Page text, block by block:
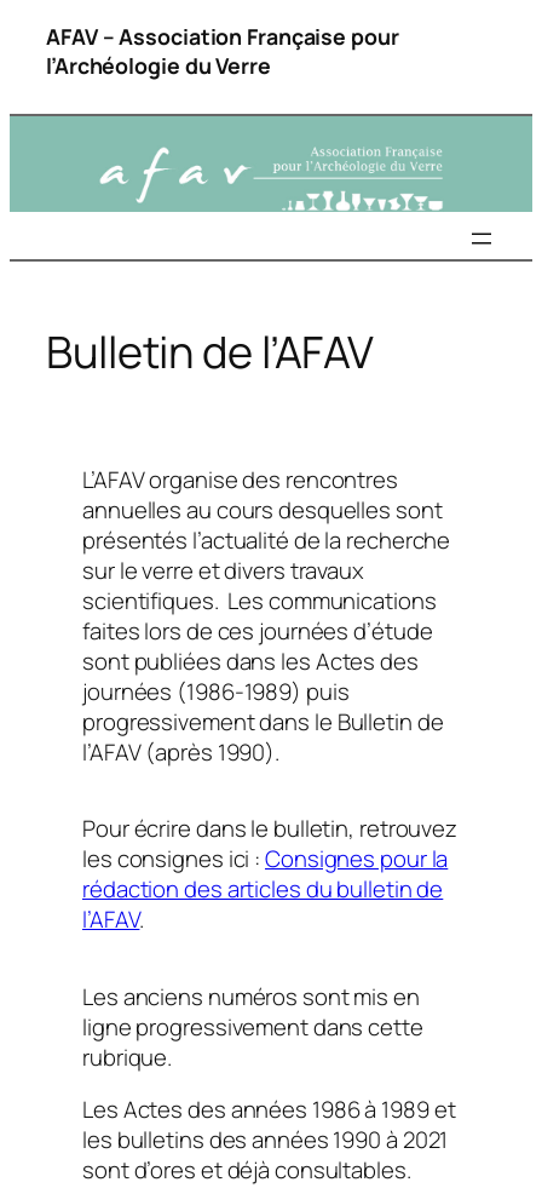
Aller
contenu
AFAV – Association Française pour
l’Archéologie du Verre
Bulletin de l’AFAV
L’AFAV organise des rencontres
annuelles au cours desquelles sont
présentés l’actualité de la recherche
sur le verre et divers travaux
scientifiques. Les communications
faites lors de ces journées d’étude
sont publiées dans lesActes des
journées (1986-1989) puis
progressivement dans le Bulletin de
l’AFAV(après 1990).
Pour écrire dans le bulletin, retrouvez
les consignes ici :Consignes pour la
rédaction des articles du bulletin de
l’AFAV.
Les anciens numéros sont mis en
ligne progressivement dans cette
rubrique.
Les Actes des années 1986 à 1989 et
les bulletins des années 1990 à 2021
sont d’ores et déjà consultables.